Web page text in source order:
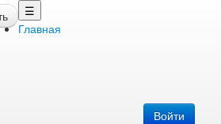
☰
Главная
Войти